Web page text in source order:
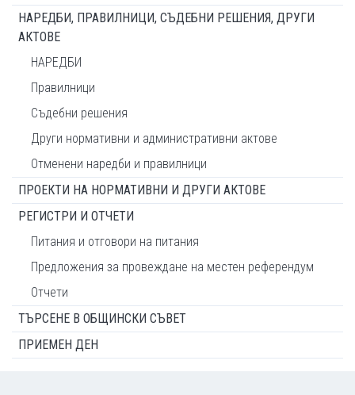
НАРЕДБИ, ПРАВИЛНИЦИ, СЪДЕБНИ РЕШЕНИЯ, ДРУГИ
АКТОВЕ
НАРЕДБИ
Правилници
Съдебни решения
Други нормативни и административни актове
Отменени наредби и правилници
ПРОЕКТИ НА НОРМАТИВНИ И ДРУГИ АКТОВЕ
РЕГИСТРИ И ОТЧЕТИ
Питания и отговори на питания
Предложения за провеждане на местен референдум
Отчети
ТЪРСЕНЕ В ОБЩИНСКИ СЪВЕТ
ПРИЕМЕН ДЕН